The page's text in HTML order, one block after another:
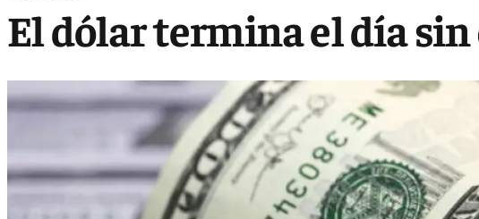
El dólar termina el día